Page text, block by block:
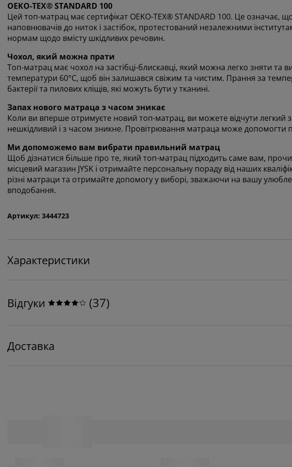
OEKO-TEX® STANDARD 100
Цей топ-матрац має сертифікат OEKO-TEX® STANDARD 100. Це означає,
наповнювачів до ниток і застібок, протестований незалежними
нормам щодо вмісту шкідливих речовин.
Чохол, який можна прати
Топ-матрац має чохол на застібці-блискавці, який можна легко зняти та
температури 60°C, щоб він залишався свіжим та чистим. Прання за
бактерії та пилових кліщів, які можуть бути у тканині.
Запах нового матраца з часом зникає
Коли ви вперше отримуєте новий топ-матрац, ви можете відчути легкий
нешкідливий і з часом зникне. Провітрювання матраца може
Ми допоможемо вам вибрати правильний матрац
Щоб дізнатися більше про те, який топ-матрац підходить саме вам,
місцевий магазин JYSK і отримайте персональну пораду від наших
різні матраци та отримайте допомогу у виборі, зважаючи на вашу
вподобання.
Артикул: 3444723
Характеристики
Відгуки (37)
Доставка